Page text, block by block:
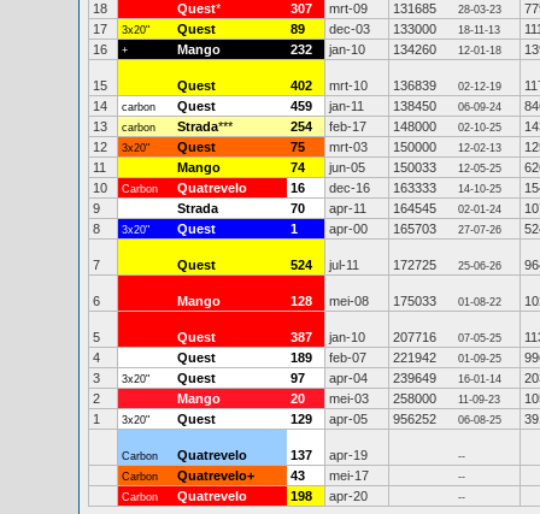
18 Quest* 307 mrt-09 131685 28-03-23
17
3x20" Quest 89 dec-03 133000 18-11-13
16
+ Mango 232 jan-10 134260 12-01-18
15 Quest 402 mrt-10 136839 02-12-19
14
carbon Quest 459 jan-11 138450 06-09-24
13
carbon Strada*** 254 feb-17 148000 02-10-25
12
3x20" Quest 75 mrt-03 150000 12-02-13
11
Mango 74 jun-05 150033 12-05-25
10
Carbon Quatrevelo 16 dec-16 163333 14-10-25
9
Strada 70 apr-11 164545 02-01-24
8
3x20" Quest 1 apr-00 165703 27-07-26
7 Quest 524 jul-11 172725 25-06-26
6 Mango 128 mei-08 175033 01-08-22
5 Quest 387 jan-10 207716 07-05-25
4
Quest 189 feb-07 221942 01-09-25
3
3x20" Quest 97 apr-04 239649 16-01-14
2
Mango 20 mei-03 258000 11-09-23
1
3x20" Quest 129 apr-05 956252 06-08-25
Carbon Quatrevelo 137 apr-19
--
Carbon
Quatrevelo+ 43 mei-17
--
Carbon
Quatrevelo 198 apr-20 --